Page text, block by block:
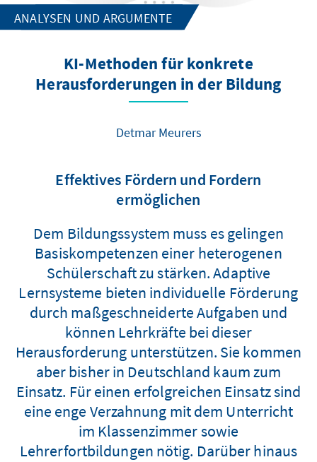
ANALYSEN UND ARGUMENTE
KI-Methoden für konkrete
Herausforderungen in der Bildung
Detmar Meurers
Effektives Fördern und Fordern
ermöglichen
Dem Bildungssystem muss es gelingen
Basiskompetenzen einer heterogenen
Schülerschaft zu stärken. Adaptive
Lernsysteme bieten individuelle Förderung
durch maßgeschneiderte Aufgaben und
können Lehrkräfte bei dieser
Herausforderung unterstützen. Sie kommen
aber bisher in Deutschland kaum zum
Einsatz. Für einen erfolgreichen Einsatz sind
eine enge Verzahnung mit dem Unterricht
im Klassenzimmer sowie
Lehrerfortbildungen nötig. Darüber hinaus